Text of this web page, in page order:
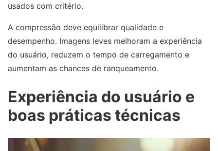
usados com critério.
A compressão deve equilibrar qualidade e
desempenho. Imagens leves melhoram a experiência
do usuário, reduzem o tempo de carregamento e
aumentam as chances de ranqueamento.
Experiência do usuário e
boas práticas técnicas